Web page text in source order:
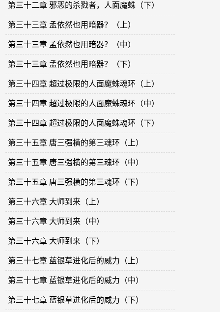
第三十二章 邪恶的杀戮者，人面魔蛛（下）
第三十三章 孟依然也用暗器？（上）
第三十三章 孟依然也用暗器？（中）
第三十三章 孟依然也用暗器？（下）
第三十四章 超过极限的人面魔蛛魂环（上）
第三十四章 超过极限的人面魔蛛魂环（中）
第三十四章 超过极限的人面魔蛛魂环（下）
第三十五章 唐三强横的第三魂环（上）
第三十五章 唐三强横的第三魂环（中）
第三十五章 唐三强横的第三魂环（下）
第三十六章 大师到来（上）
第三十六章 大师到来（中）
第三十六章 大师到来（下）
第三十七章 蓝银草进化后的威力（上）
第三十七章 蓝银草进化后的威力（中）
第三十七章 蓝银草进化后的威力（下）